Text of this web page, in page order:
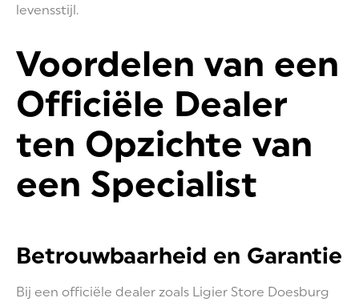
levensstijl.
Voordelen van een
Officiële Dealer
ten Opzichte van
een Specialist
Betrouwbaarheid en Garantie
Bij een officiële dealer zoals Ligier Store Doesburg